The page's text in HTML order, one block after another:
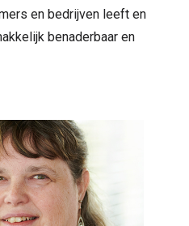
en bedrijven leeft en
benaderbaar en